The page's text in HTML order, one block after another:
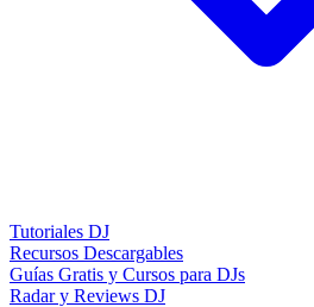
Tutoriales DJ
Recursos Descargables
Guías Gratis y Cursos para DJs
Radar y Reviews DJ